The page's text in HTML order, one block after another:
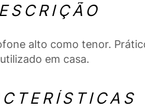
alto como tenor.
em casa.